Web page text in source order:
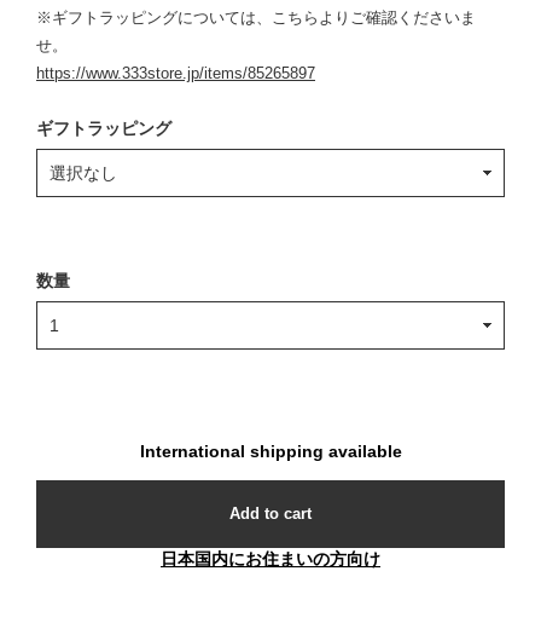
※ギフトラッピングについては、こちらよりご確認くださいま
せ。
https://www.333store.jp/items/85265897
ギフトラッピング
数量
International shipping available
Add to cart
日本国内にお住まいの方向け